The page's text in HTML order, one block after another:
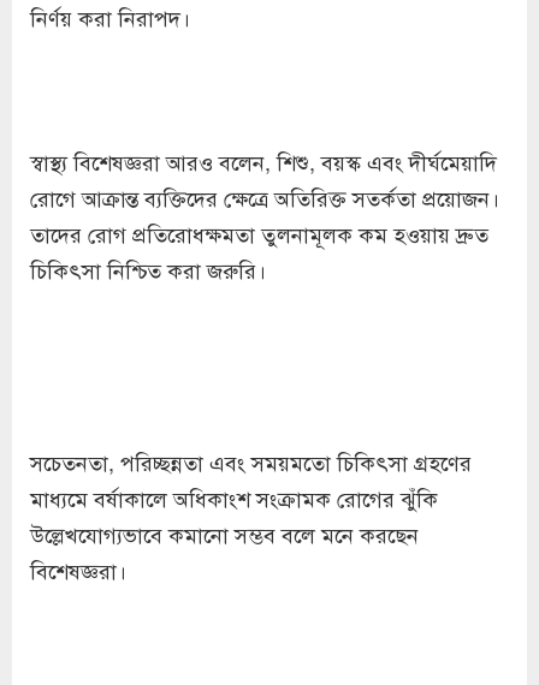
নির্ণয় করা নিরাপদ।
স্বাস্থ্য বিশেষজ্ঞরা আরও বলেন, শিশু, বয়স্ক এবং দীর্ঘমেয়াদি
রোগে আক্রান্ত ব্যক্তিদের ক্ষেত্রে অতিরিক্ত সতর্কতা প্রয়োজন।
তাদের রোগ প্রতিরোধক্ষমতা তুলনামূলক কম হওয়ায় দ্রুত
চিকিৎসা নিশ্চিত করা জরুরি।
সচেতনতা, পরিচ্ছন্নতা এবং সময়মতো চিকিৎসা গ্রহণের
মাধ্যমে বর্ষাকালে অধিকাংশ সংক্রামক রোগের ঝুঁকি
উল্লেখযোগ্যভাবে কমানো সম্ভব বলে মনে করছেন
বিশেষজ্ঞরা।